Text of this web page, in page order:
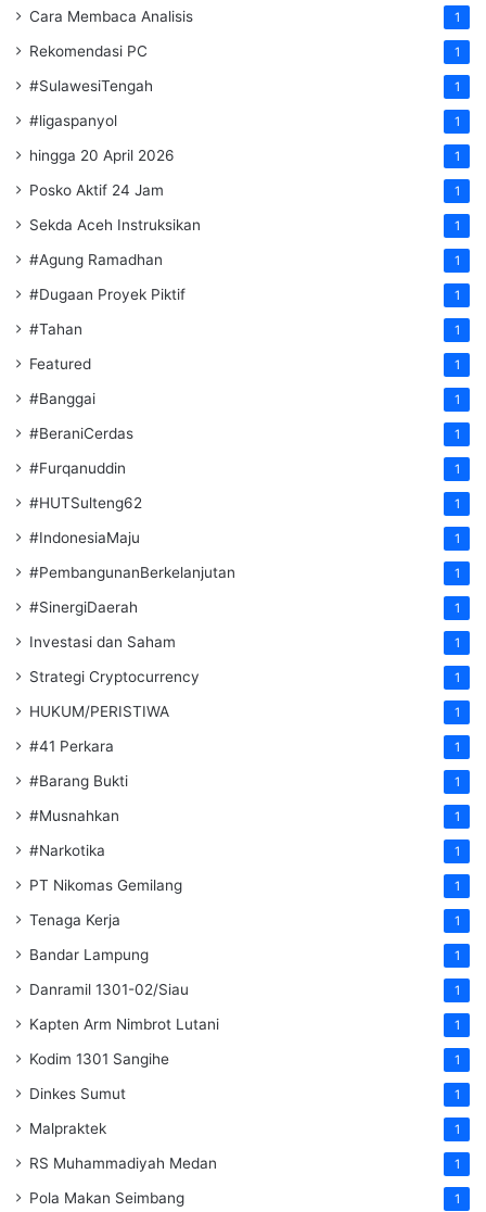
Cara Membaca Analisis 1
Rekomendasi PC 1
#SulawesiTengah 1
#ligaspanyol 1
hingga 20 April 2026 1
Posko Aktif 24 Jam 1
Sekda Aceh Instruksikan 1
#Agung Ramadhan 1
#Dugaan Proyek Piktif 1
#Tahan 1
Featured 1
#Banggai 1
#BeraniCerdas 1
#Furqanuddin 1
#HUTSulteng62 1
#IndonesiaMaju 1
#PembangunanBerkelanjutan 1
#SinergiDaerah 1
Investasi dan Saham 1
Strategi Cryptocurrency 1
HUKUM/PERISTIWA 1
#41 Perkara 1
#Barang Bukti 1
#Musnahkan 1
#Narkotika 1
PT Nikomas Gemilang 1
Tenaga Kerja 1
Bandar Lampung 1
Danramil 1301-02/Siau 1
Kapten Arm Nimbrot Lutani 1
Kodim 1301 Sangihe 1
Dinkes Sumut 1
Malpraktek 1
RS Muhammadiyah Medan 1
Pola Makan Seimbang 1